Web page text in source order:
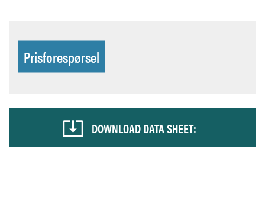
Prisforespørsel
DOWNLOAD DATA SHEET: